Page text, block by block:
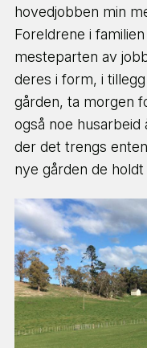
hovedjobben min
Foreldrene i
mesteparten av
deres i form, i
gården, ta morgen
også noe husarbeid
der det trengs
nye gården de